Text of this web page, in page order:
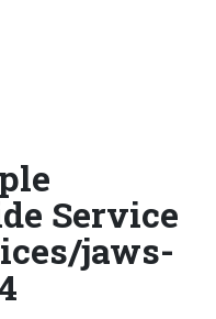
Service
jaws-